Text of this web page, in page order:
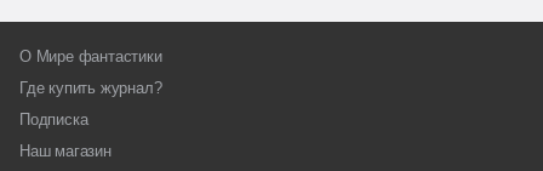
О Мире фантастики
Где купить журнал?
Подписка
Наш магазин